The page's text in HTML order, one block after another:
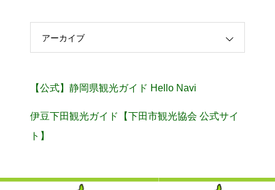
アーカイブ
【公式】静岡県観光ガイド Hello Navi
伊豆下田観光ガイド【下田市観光協会 公式サイ
ト】